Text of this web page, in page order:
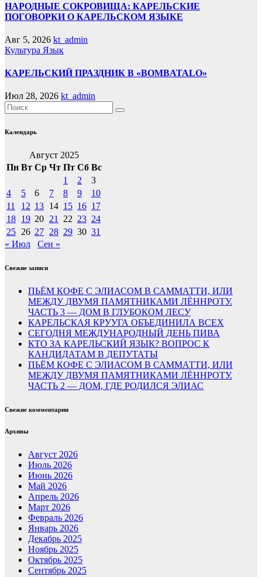
НАРОДНЫЕ СОКРОВИЩА: КАРЕЛЬСКИЕ
ПОГОВОРКИ О КАРЕЛЬСКОМ ЯЗЫКЕ
Авг 5, 2026 kt_admin
Культура Язык
КАРЕЛЬСКИЙ ПРАЗДНИК В «BOMBATALO»
Июл 28, 2026 kt_admin
Календарь
Август 2025
Пн Вт Ср Чт Пт Сб Вс
1
2
3
4
5 6 7 8 9
10
11
12 13 14 15 16 17
18 19 20 21 22 23 24
25 26 27 28 29 30 31
« Июл
Сен »
Свежие записи
ПЬЁМ КОФЕ С ЭЛИАСОМ В САММАТТИ, ИЛИ
МЕЖДУ ДВУМЯ ПАМЯТНИКАМИ ЛЁННРОТУ.
ЧАСТЬ 3 — ДОМ В ГЛУБОКОМ ЛЕСУ
КАРЕЛЬСКАЯ КРУУГА ОБЪЕДИНИЛА ВСЕХ
СЕГОДНЯ МЕЖДУНАРОДНЫЙ ДЕНЬ ПИВА
КТО ЗА КАРЕЛЬСКИЙ ЯЗЫК? ВОПРОС К
КАНДИДАТАМ В ДЕПУТАТЫ
ПЬЁМ КОФЕ С ЭЛИАСОМ В САММАТТИ, ИЛИ
МЕЖДУ ДВУМЯ ПАМЯТНИКАМИ ЛЁННРОТУ.
ЧАСТЬ 2 — ДОМ, ГДЕ РОДИЛСЯ ЭЛИАС
Свежие комментарии
Архивы
Август 2026
Июль 2026
Июнь 2026
Май 2026
Апрель 2026
Март 2026
Февраль 2026
Январь 2026
Декабрь 2025
Ноябрь 2025
Октябрь 2025
Сентябрь 2025